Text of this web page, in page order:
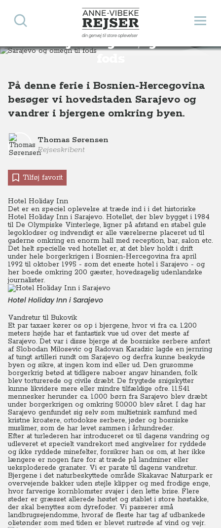
Anne-Vibeke Rejser
din genvej til store oplevelser
Åbn
Søg
Sarajevo og omegn til
Destinationer Europa Bosnien-Hercegovina Sarajevo og omegn til fods
På denne ferie i Bosnien-Hercegovina
besøger vi hovedstaden Sarajevo og
vandrer i bjergene omkring byen.
Thomas Sørensen
Rejseskribent
Tilføj favorit
Hotel Holiday Inn
Det er en speciel oplevelse at træde ind i i det historiske
Hotel Holiday Inn i Sarajevo. Hotellet, der blev bygget i 1984
til De Olympiske Vinterlege, ligner på afstand en stabel gule
legoklodser og indvendigt er alle værelserne placeret ud til
gaderne omkring en enorm hall med reception, bar, salon etc.
Det helt specielle ved hotellet er, at det blev holdt i drift
under hele borgerkrigen i Bosnien-Hercegovina fra april
1992 til oktober 1995 - som det eneste hotel i Sarajevo - og
her boede omkring 200 gæster, hovedsagelig udenlandske
journalister.
Hotel Holiday Inn i Sarajevo
Vandretur til Bukovik
Et par taxaer kører os op i bjergene, hvor vi fra ca. 1.200
meters højde har et fantastisk vue ud over det meste af
Sarajevo. Det var i disse bjerge at de bosniske serbere anført
af Slobodan Milosevic og Radovan Karadzic lagde en jernring
af tungt artilleri rundt om Sarajevo og derfra kunne beskyde
byen og sikre, at ingen kom ind eller ud. Den grusomme
borgerkrig betød at tidligere naboer angav hinanden, folk
blev torturerede og civile dræbt. De frygtede snigskytter
kunne likvidere mere eller mindre tilfældige ofre. 11.541
mennesker herunder ca. 1.000 børn fra Sarajevo blev dræbt
under borgerkrigen og omkring 50.000 blev såret. I dag har
Sarajevo genfundet sig selv som multietnisk samfund med
kristne kroatere, ortodokse serbere, jøder og bosniske
muslimer, som de har levet sammen i århundreder.
Efter at turlederen har introduceret os til dagens vandring og
udleveret et specielt vandrekort med angivelser for ryddede
og ikke ryddede minefelter, forsikrer han os om, at her ikke
længere er nogen fare for at træde på landminer eller
ueksploderede granater. Vi er parate til dagens vandretur.
Bjergene i det naturbeskyttede område Skakavac Naturpark er
overvejende bakker uden stejle klipper og med frodige enge,
hvor farverige kornblomster svajer i den lette brise. Flere
steder er græsset allerede høstet og stablet i store høstakke,
der skal benyttes som dyrefoder. Vi passerer små
landbrugsejendomme, hvoraf de fleste har tag af udbankede
olietønder som med tiden er blevet rustrøde af vind og vejr.